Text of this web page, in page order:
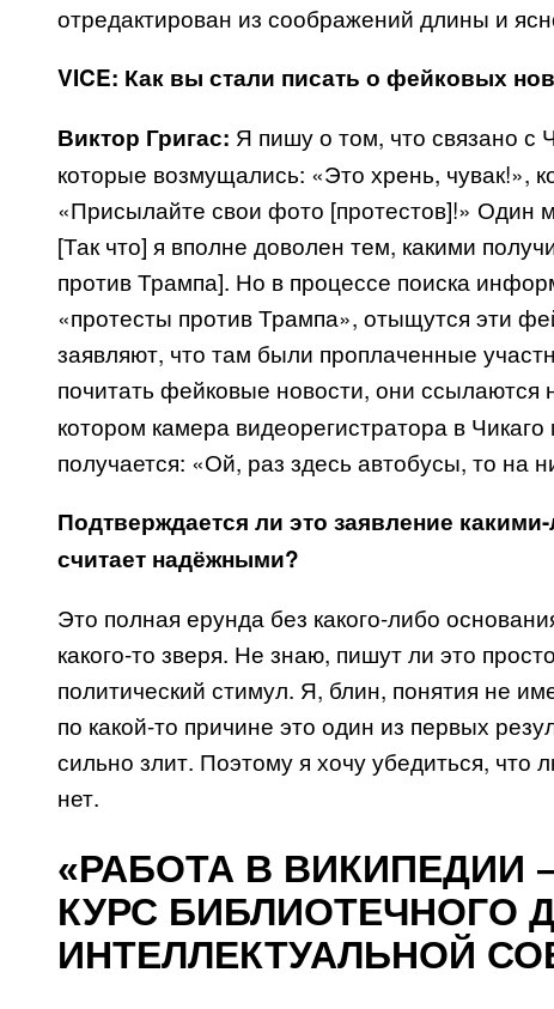
отредактирован из соображений длины и
VICE: Как вы стали писать о фейковых
Виктор Григас: Я пишу о том, что связано с
которые возмущались: «Это хрень, чувак!»,
«Присылайте свои фото [протестов]!» Один
[Так что] я вполне доволен тем, какими
против Трампа]. Но в процессе поиска
«протесты против Трампа», отыщутся эти
заявляют, что там были проплаченные
почитать фейковые новости, они ссылаются
котором камера видеорегистратора в
получается: «Ой, раз здесь автобусы, то на
Подтверждается ли это заявление
считает надёжными?
Это полная ерунда без какого-либо
какого-то зверя. Не знаю, пишут ли это
политический стимул. Я, блин, понятия не
по какой-то причине это один из первых
сильно злит. Поэтому я хочу убедиться, что
нет.
«РАБОТА В ВИКИПЕДИИ
КУРС БИБЛИОТЕЧНОГО
ИНТЕЛЛЕКТУАЛЬНОЙ